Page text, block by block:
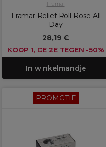
Framar
Framar Reliëf Roll Rose All
Day
28,19 €
KOOP 1, DE 2E TEGEN -50%
In winkelmandje
PROMOTIE